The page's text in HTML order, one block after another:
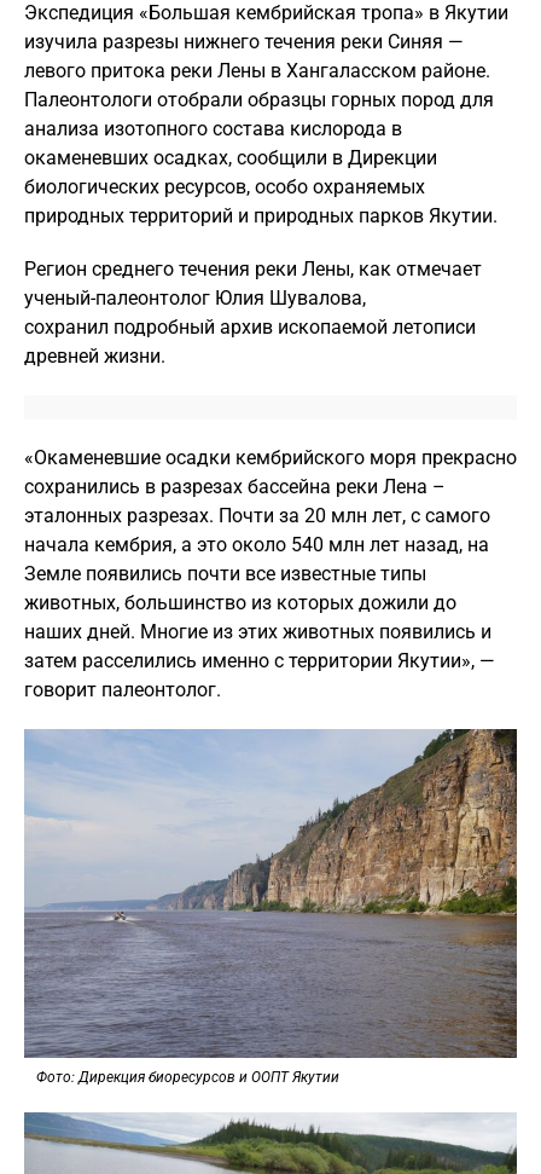
Экспедиция «Большая кембрийская тропа» в Якутии
изучила разрезы нижнего течения реки Синяя —
левого притока реки Лены в Хангаласском районе.
Палеонтологи отобрали образцы горных пород для
анализа изотопного состава кислорода в
окаменевших осадках, сообщили в Дирекции
биологических ресурсов, особо охраняемых
природных территорий и природных парков Якутии.
Регион среднего течения реки Лены, как отмечает
ученый-палеонтолог Юлия Шувалова,
сохранил подробный архив ископаемой летописи
древней жизни.
«Окаменевшие осадки кембрийского моря прекрасно
сохранились в разрезах бассейна реки Лена –
эталонных разрезах. Почти за 20 млн лет, с самого
начала кембрия, а это около 540 млн лет назад, на
Земле появились почти все известные типы
животных, большинство из которых дожили до
наших дней. Многие из этих животных появились и
затем расселились именно с территории Якутии», —
говорит палеонтолог.
Фото: Дирекция биоресурсов и ООПТ Якутии